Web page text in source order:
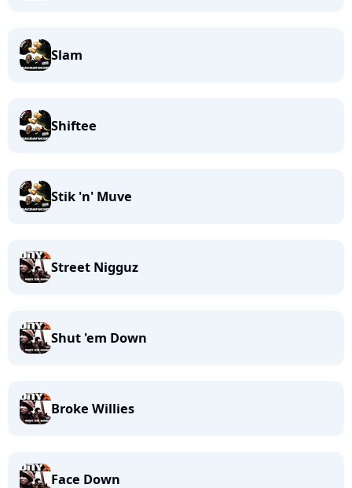
Slam
Shiftee
Stik 'n' Muve
Street Nigguz
Shut 'em Down
Broke Willies
Face Down